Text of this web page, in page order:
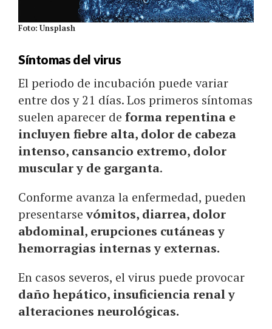
Foto: Unsplash
Síntomas del virus
El periodo de incubación puede variar
entre dos y 21 días. Los primeros síntomas
suelen aparecer de forma repentina e
incluyen fiebre alta, dolor de cabeza
intenso, cansancio extremo, dolor
muscular y de garganta.
Conforme avanza la enfermedad, pueden
presentarsevómitos, diarrea, dolor
abdominal, erupciones cutáneas y
hemorragias internas y externas.
En casos severos, el virus puede provocar
daño hepático, insuficiencia renal y
alteraciones neurológicas.